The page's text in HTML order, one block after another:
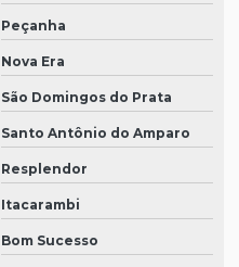
Peçanha
Nova Era
São Domingos do Prata
Santo Antônio do Amparo
Resplendor
Itacarambi
Bom Sucesso